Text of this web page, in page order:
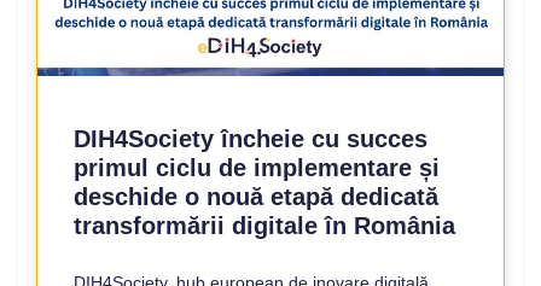
DIH4Society încheie cu succes
primul ciclu de implementare și
deschide o nouă etapă dedicată
transformării digitale în România